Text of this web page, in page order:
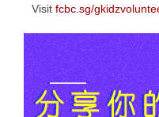
Visit fcbc.sg/